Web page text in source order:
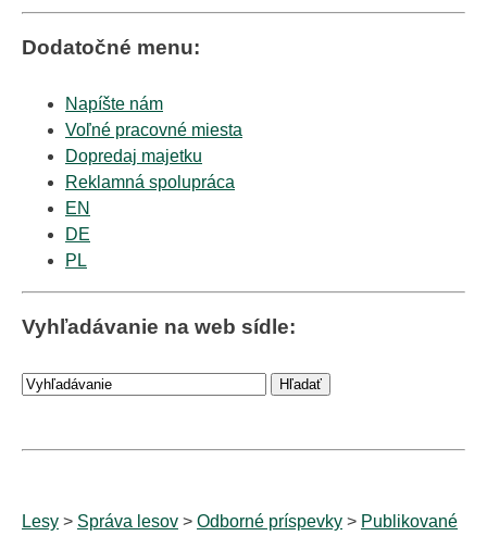
Dodatočné menu:
Napíšte nám
Voľné pracovné miesta
Dopredaj majetku
Reklamná spolupráca
EN
DE
PL
Vyhľadávanie na web sídle:
Lesy > Správa lesov > Odborné príspevky > Publikované